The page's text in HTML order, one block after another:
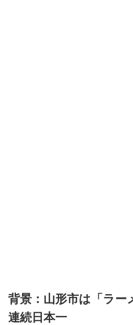
背景：山形市は「ラー
連続日本一